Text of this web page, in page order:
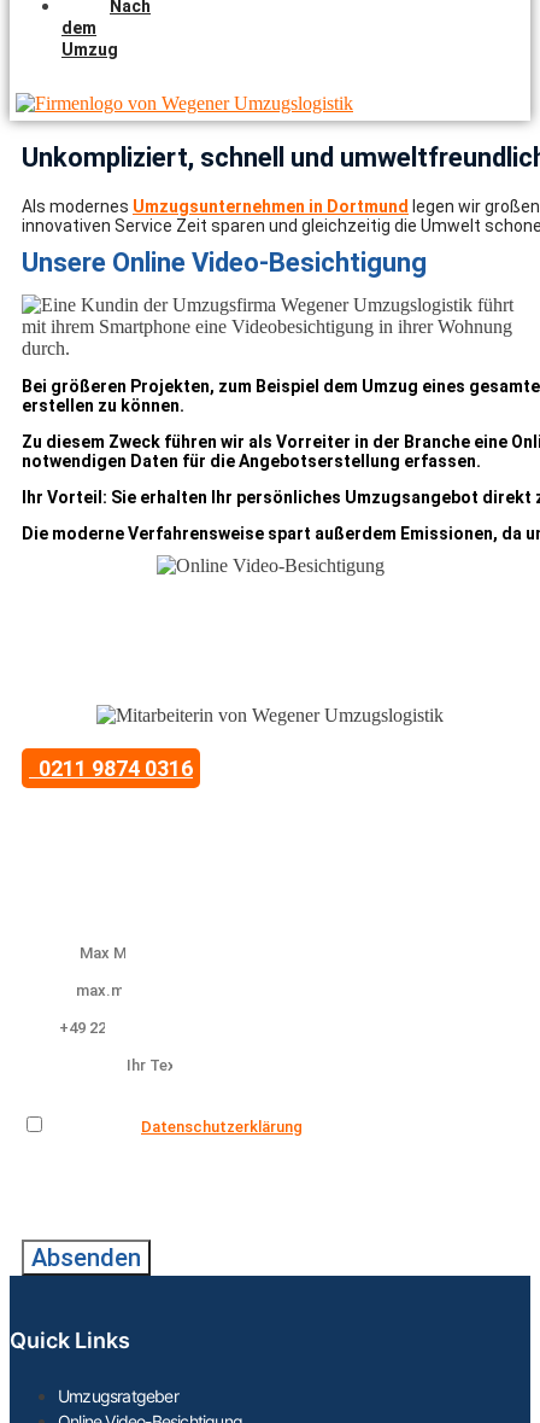
Nach
dem
Umzug
Unkompliziert, schnell und
Als modernes Umzugsunternehmen in Dortmund legen wir
innovativen Service Zeit sparen und gleichzeitig die Umwelt
Unsere Online Video-Besichtigung
Bei größeren Projekten, zum Beispiel dem Umzug eines
erstellen zu können.
Zu diesem Zweck führen wir als Vorreiter in der Branche eine
notwendigen Daten für die Angebotserstellung erfassen.
Ihr Vorteil: Sie erhalten Ihr persönliches Umzugsangebot direkt
Die moderne Verfahrensweise spart außerdem Emissionen, da
0211 9874 0316
Datenschutzerklärung
Absenden
Quick Links
Umzugsratgeber